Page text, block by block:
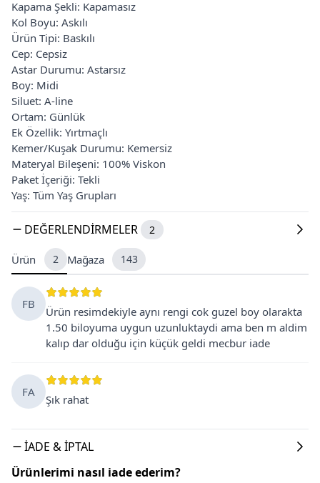
Kapama Şekli: Kapamasız
Kol Boyu: Askılı
Ürün Tipi: Baskılı
Cep: Cepsiz
Astar Durumu: Astarsız
Boy: Midi
Siluet: A-line
Ortam: Günlük
Ek Özellik: Yırtmaçlı
Kemer/Kuşak Durumu: Kemersiz
Materyal Bileşeni: 100% Viskon
Paket İçeriği: Tekli
Yaş: Tüm Yaş Grupları
DEĞERLENDIRMELER 2
Ürün 2 Mağaza 143
FB
Ürün resimdekiyle aynı rengi cok guzel boy olarakta
1.50 biloyuma uygun uzunluktaydi ama ben m aldim
kalıp dar olduğu için küçük geldi mecbur iade
FA
Şık rahat
İADE & İPTAL
Ürünlerimi nasıl iade ederim?